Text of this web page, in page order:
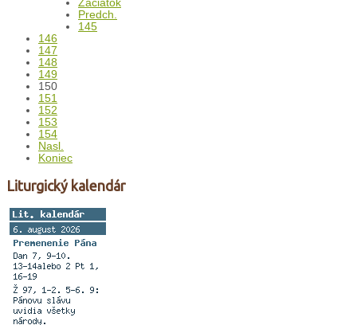
Začiatok
Predch.
145
146
147
148
149
150
151
152
153
154
Nasl.
Koniec
Liturgický kalendár